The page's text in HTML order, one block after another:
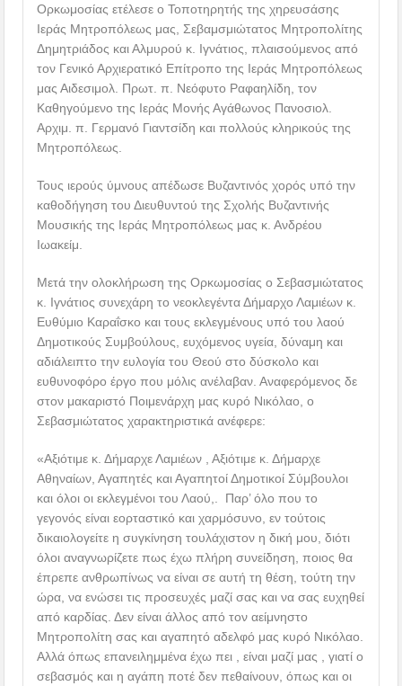
Ορκωμοσίας ετέλεσε ο Τοποτηρητής της χηρευσάσης
Ιεράς Μητροπόλεως μας, Σεβαμσμιώτατος Μητροπολίτης
Δημητριάδος και Αλμυρού κ. Ιγνάτιος, πλαισούμενος από
τον Γενικό Αρχιερατικό Επίτροπο της Ιεράς Μητροπόλεως
μας Αιδεσιμολ. Πρωτ. π. Νεόφυτο Ραφαηλίδη, τον
Καθηγούμενο της Ιεράς Μονής Αγάθωνος Πανοσιολ.
Αρχιμ. π. Γερμανό Γιαντσίδη και πολλούς κληρικούς της
Μητροπόλεως.
Τους ιερούς ύμνους απέδωσε Βυζαντινός χορός υπό την
καθοδήγηση του Διευθυντού της Σχολής Βυζαντινής
Μουσικής της Ιεράς Μητροπόλεως μας κ. Ανδρέου
Ιωακείμ.
Μετά την ολοκλήρωση της Ορκωμοσίας ο Σεβασμιώτατος
κ. Ιγνάτιος συνεχάρη το νεοκλεγέντα Δήμαρχο Λαμιέων κ.
Ευθύμιο Καραΐσκο και τους εκλεγμένους υπό του λαού
Δημοτικούς Συμβούλους, ευχόμενος υγεία, δύναμη και
αδιάλειπτο την ευλογία του Θεού στο δύσκολο και
ευθυνοφόρο έργο που μόλις ανέλαβαν. Αναφερόμενος δε
στον μακαριστό Ποιμενάρχη μας κυρό Νικόλαο, ο
Σεβασμιώτατος χαρακτηριστικά ανέφερε:
«Αξιότιμε κ. Δήμαρχε Λαμιέων , Αξιότιμε κ. Δήμαρχε
Αθηναίων, Αγαπητές και Αγαπητοί Δημοτικοί Σύμβουλοι
και όλοι οι εκλεγμένοι του Λαού,. Παρ’ όλο που το
γεγονός είναι εορταστικό και χαρμόσυνο, εν τούτοις
δικαιολογείτε η συγκίνηση τουλάχιστον η δική μου, διότι
όλοι αναγνωρίζετε πως έχω πλήρη συνείδηση, ποιος θα
έπρεπε ανθρωπίνως να είναι σε αυτή τη θέση, τούτη την
ώρα, να ενώσει τις προσευχές μαζί σας και να σας ευχηθεί
από καρδίας. Δεν είναι άλλος από τον αείμνηστο
Μητροπολίτη σας και αγαπητό αδελφό μας κυρό Νικόλαο.
Αλλά όπως επανειλημμένα έχω πει , είναι μαζί μας , γιατί ο
σεβασμός και η αγάπη ποτέ δεν πεθαίνουν, όπως και οι